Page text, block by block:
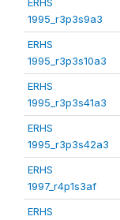
1995_r3p3s9a3
ERHS
1995_r3p3s10a3
ERHS
1995_r3p3s41a3
ERHS
1995_r3p3s42a3
ERHS
1997_r4p1s3af
ERHS